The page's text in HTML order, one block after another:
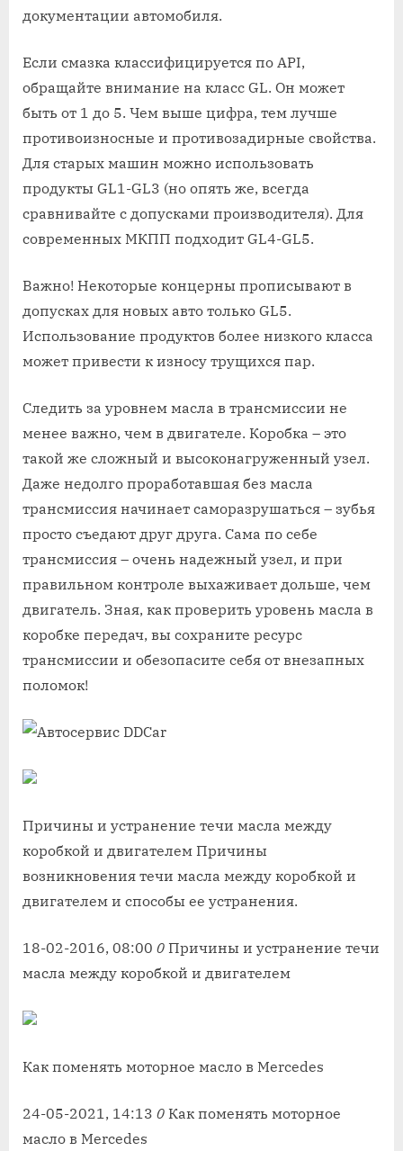
документации автомобиля.
Если смазка классифицируется по API,
обращайте внимание на класс GL. Он может
быть от 1 до 5. Чем выше цифра, тем лучше
противоизносные и противозадирные свойства.
Для старых машин можно использовать
продукты GL1-GL3 (но опять же, всегда
сравнивайте с допусками производителя). Для
современных МКПП подходит GL4-GL5.
Важно! Некоторые концерны прописывают в
допусках для новых авто только GL5.
Использование продуктов более низкого класса
может привести к износу трущихся пар.
Следить за уровнем масла в трансмиссии не
менее важно, чем в двигателе. Коробка – это
такой же сложный и высоконагруженный узел.
Даже недолго проработавшая без масла
трансмиссия начинает саморазрушаться – зубья
просто съедают друг друга. Сама по себе
трансмиссия – очень надежный узел, и при
правильном контроле выхаживает дольше, чем
двигатель. Зная, как проверить уровень масла в
коробке передач, вы сохраните ресурс
трансмиссии и обезопасите себя от внезапных
поломок!
Причины и устранение течи масла между
коробкой и двигателем Причины
возникновения течи масла между коробкой и
двигателем и способы ее устранения.
18-02-2016, 08:00 0 Причины и устранение течи
масла между коробкой и двигателем
Как поменять моторное масло в Mercedes
24-05-2021, 14:13 0 Как поменять моторное
масло в Mercedes